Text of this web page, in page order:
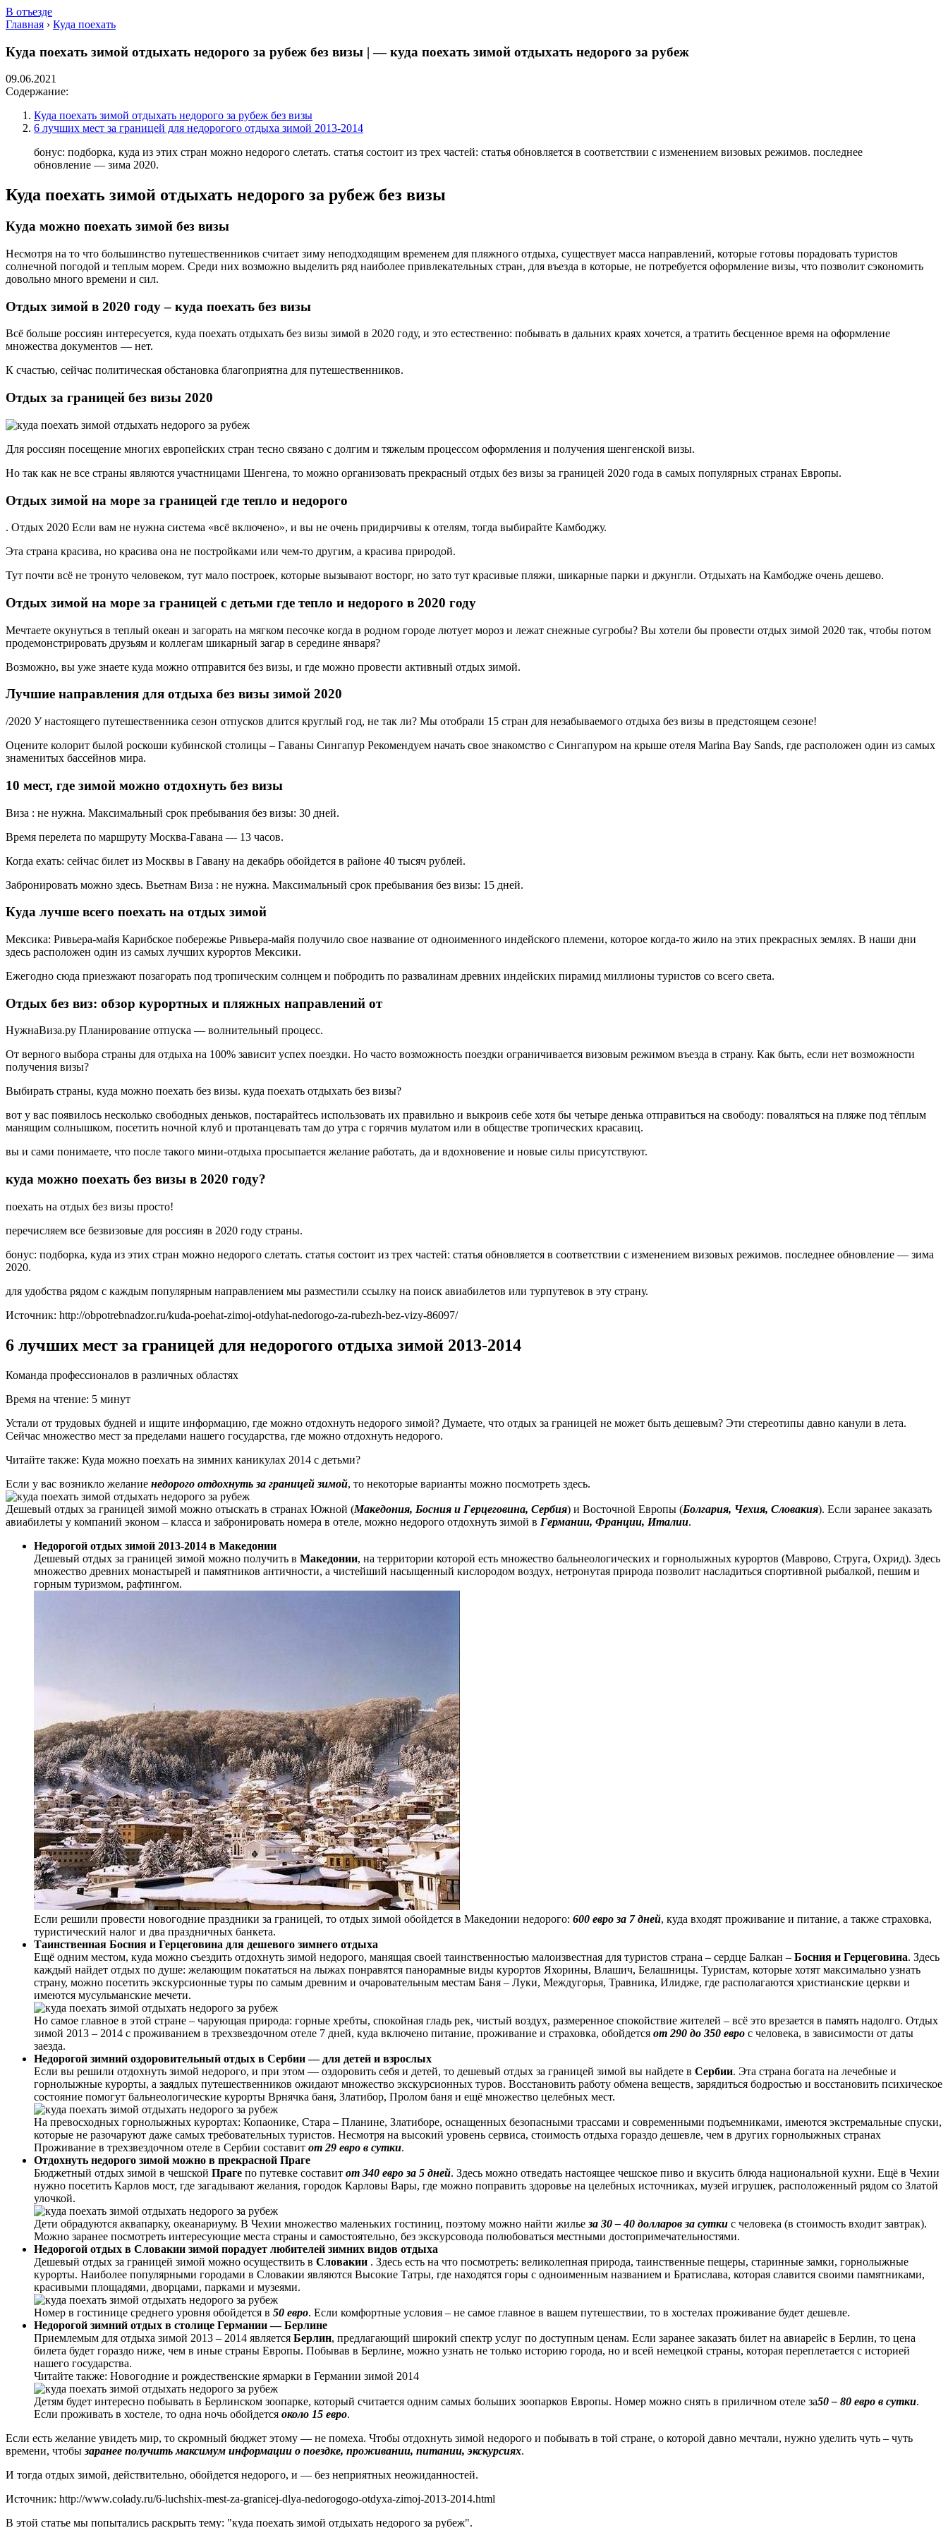
В отъезде
Главная › Куда поехать
Куда поехать зимой отдыхать недорого за рубеж без визы | — куда поехать зимой отдыхать недорого за рубеж
09.06.2021
Содержание:
Куда поехать зимой отдыхать недорого за рубеж без визы
6 лучших мест за границей для недорогого отдыха зимой 2013-2014
бонус: подборка, куда из этих стран можно недорого слетать. статья состоит из трех частей: статья обновляется в соответствии с изменением визовых режимов. последнее
обновление — зима 2020.
Куда поехать зимой отдыхать недорого за рубеж без визы
Куда можно поехать зимой без визы
Несмотря на то что большинство путешественников считает зиму неподходящим временем для пляжного отдыха, существует масса направлений, которые готовы порадовать туристов
солнечной погодой и теплым морем. Среди них возможно выделить ряд наиболее привлекательных стран, для въезда в которые, не потребуется оформление визы, что позволит сэкономить
довольно много времени и сил.
Отдых зимой в 2020 году – куда поехать без визы
Всё больше россиян интересуется, куда поехать отдыхать без визы зимой в 2020 году, и это естественно: побывать в дальних краях хочется, а тратить бесценное время на оформление
множества документов — нет.
К счастью, сейчас политическая обстановка благоприятна для путешественников.
Отдых за границей без визы 2020
Для россиян посещение многих европейских стран тесно связано с долгим и тяжелым процессом оформления и получения шенгенской визы.
Но так как не все страны являются участницами Шенгена, то можно организовать прекрасный отдых без визы за границей 2020 года в самых популярных странах Европы.
Отдых зимой на море за границей где тепло и недорого
. Отдых 2020 Если вам не нужна система «всё включено», и вы не очень придирчивы к отелям, тогда выбирайте Камбоджу.
Эта страна красива, но красива она не постройками или чем-то другим, а красива природой.
Тут почти всё не тронуто человеком, тут мало построек, которые вызывают восторг, но зато тут красивые пляжи, шикарные парки и джунгли. Отдыхать на Камбодже очень дешево.
Отдых зимой на море за границей с детьми где тепло и недорого в 2020 году
Мечтаете окунуться в теплый океан и загорать на мягком песочке когда в родном городе лютует мороз и лежат снежные сугробы? Вы хотели бы провести отдых зимой 2020 так, чтобы потом
продемонстрировать друзьям и коллегам шикарный загар в середине января?
Возможно, вы уже знаете куда можно отправится без визы, и где можно провести активный отдых зимой.
Лучшие направления для отдыха без визы зимой 2020
/2020 У настоящего путешественника сезон отпусков длится круглый год, не так ли? Мы отобрали 15 стран для незабываемого отдыха без визы в предстоящем сезоне!
Оцените колорит былой роскоши кубинской столицы – Гаваны Сингапур Рекомендуем начать свое знакомство с Сингапуром на крыше отеля Marina Bay Sands, где расположен один из самых
знаменитых бассейнов мира.
10 мест, где зимой можно отдохнуть без визы
Виза : не нужна. Максимальный срок пребывания без визы: 30 дней.
Время перелета по маршруту Москва‑Гавана — 13 часов.
Когда ехать: сейчас билет из Москвы в Гавану на декабрь обойдется в районе 40 тысяч рублей.
Забронировать можно здесь. Вьетнам Виза : не нужна. Максимальный срок пребывания без визы: 15 дней.
Куда лучше всего поехать на отдых зимой
Мексика: Ривьера-майя Карибское побережье Ривьера-майя получило свое название от одноименного индейского племени, которое когда-то жило на этих прекрасных землях. В наши дни
здесь расположен один из самых лучших курортов Мексики.
Ежегодно сюда приезжают позагорать под тропическим солнцем и побродить по развалинам древних индейских пирамид миллионы туристов со всего света.
Отдых без виз: обзор курортных и пляжных направлений от
НужнаВиза.ру Планирование отпуска — волнительный процесс.
От верного выбора страны для отдыха на 100% зависит успех поездки. Но часто возможность поездки ограничивается визовым режимом въезда в страну. Как быть, если нет возможности
получения визы?
Выбирать страны, куда можно поехать без визы. куда поехать отдыхать без визы?
вот у вас появилось несколько свободных деньков, постарайтесь использовать их правильно и выкроив себе хотя бы четыре денька отправиться на свободу: поваляться на пляже под тёплым
манящим солнышком, посетить ночной клуб и протанцевать там до утра с горячив мулатом или в обществе тропических красавиц.
вы и сами понимаете, что после такого мини-отдыха просыпается желание работать, да и вдохновение и новые силы присутствуют.
куда можно поехать без визы в 2020 году?
поехать на отдых без визы просто!
перечисляем все безвизовые для россиян в 2020 году страны.
бонус: подборка, куда из этих стран можно недорого слетать. статья состоит из трех частей: статья обновляется в соответствии с изменением визовых режимов. последнее обновление — зима
2020.
для удобства рядом с каждым популярным направлением мы разместили ссылку на поиск авиабилетов или турпутевок в эту страну.
Источник: http://obpotrebnadzor.ru/kuda-poehat-zimoj-otdyhat-nedorogo-za-rubezh-bez-vizy-86097/
6 лучших мест за границей для недорогого отдыха зимой 2013-2014
Команда профессионалов в различных областях
Время на чтение: 5 минут
Устали от трудовых будней и ищите информацию, где можно отдохнуть недорого зимой? Думаете, что отдых за границей не может быть дешевым? Эти стереотипы давно канули в лета.
Сейчас множество мест за пределами нашего государства, где можно отдохнуть недорого.
Читайте также: Куда можно поехать на зимних каникулах 2014 с детьми?
Если у вас возникло желание недорого отдохнуть за границей зимой, то некоторые варианты можно посмотреть здесь.
Дешевый отдых за границей зимой можно отыскать в странах Южной (Македония, Босния и Герцеговина, Сербия) и Восточной Европы (Болгария, Чехия, Словакия). Если заранее заказать
авиабилеты у компаний эконом – класса и забронировать номера в отеле, можно недорого отдохнуть зимой в Германии, Франции, Италии.
Недорогой отдых зимой 2013-2014 в Македонии
Дешевый отдых за границей зимой можно получить в Македонии, на территории которой есть множество бальнеологических и горнолыжных курортов (Маврово, Струга, Охрид). Здесь
множество древних монастырей и памятников античности, а чистейший насыщенный кислородом воздух, нетронутая природа позволит насладиться спортивной рыбалкой, пешим и
горным туризмом, рафтингом.
Если решили провести новогодние праздники за границей, то отдых зимой обойдется в Македонии недорого: 600 евро за 7 дней, куда входят проживание и питание, а также страховка,
туристический налог и два праздничных банкета.
Таинственная Босния и Герцеговина для дешевого зимнего отдыха
Ещё одним местом, куда можно съездить отдохнуть зимой недорого, манящая своей таинственностью малоизвестная для туристов страна – сердце Балкан – Босния и Герцеговина. Здесь
каждый найдет отдых по душе: желающим покататься на лыжах понравятся панорамные виды курортов Яхорины, Влашич, Белашницы. Туристам, которые хотят максимально узнать
страну, можно посетить экскурсионные туры по самым древним и очаровательным местам Баня – Луки, Междугорья, Травника, Илидже, где располагаются христианские церкви и
имеются мусульманские мечети.
Но самое главное в этой стране – чарующая природа: горные хребты, спокойная гладь рек, чистый воздух, размеренное спокойствие жителей – всё это врезается в память надолго. Отдых
зимой 2013 – 2014 с проживанием в трехзвездочном отеле 7 дней, куда включено питание, проживание и страховка, обойдется от 290 до 350 евро с человека, в зависимости от даты
заезда.
Недорогой зимний оздоровительный отдых в Сербии — для детей и взрослых
Если вы решили отдохнуть зимой недорого, и при этом — оздоровить себя и детей, то дешевый отдых за границей зимой вы найдете в Сербии. Эта страна богата на лечебные и
горнолыжные курорты, а заядлых путешественников ожидают множество экскурсионных туров. Восстановить работу обмена веществ, зарядиться бодростью и восстановить психическое
состояние помогут бальнеологические курорты Врнячка баня, Златибор, Пролом баня и ещё множество целебных мест.
На превосходных горнолыжных курортах: Копаонике, Стара – Планине, Златиборе, оснащенных безопасными трассами и современными подъемниками, имеются экстремальные спуски,
которые не разочаруют даже самых требовательных туристов. Несмотря на высокий уровень сервиса, стоимость отдыха гораздо дешевле, чем в других горнолыжных странах
Проживание в трехзвездочном отеле в Сербии составит от 29 евро в сутки.
Отдохнуть недорого зимой можно в прекрасной Праге
Бюджетный отдых зимой в чешской Праге по путевке составит от 340 евро за 5 дней. Здесь можно отведать настоящее чешское пиво и вкусить блюда национальной кухни. Ещё в Чехии
нужно посетить Карлов мост, где загадывают желания, городок Карловы Вары, где можно поправить здоровье на целебных источниках, музей игрушек, расположенный рядом со Златой
улочкой.
Дети обрадуются аквапарку, океанариуму. В Чехии множество маленьких гостиниц, поэтому можно найти жилье за 30 – 40 долларов за сутки с человека (в стоимость входит завтрак).
Можно заранее посмотреть интересующие места страны и самостоятельно, без экскурсовода полюбоваться местными достопримечательностями.
Недорогой отдых в Словакии зимой порадует любителей зимних видов отдыха
Дешевый отдых за границей зимой можно осуществить в Словакии . Здесь есть на что посмотреть: великолепная природа, таинственные пещеры, старинные замки, горнолыжные
курорты. Наиболее популярными городами в Словакии являются Высокие Татры, где находятся горы с одноименным названием и Братислава, которая славится своими памятниками,
красивыми площадями, дворцами, парками и музеями.
Номер в гостинице среднего уровня обойдется в 50 евро. Если комфортные условия – не самое главное в вашем путешествии, то в хостелах проживание будет дешевле.
Недорогой зимний отдых в столице Германии — Берлине
Приемлемым для отдыха зимой 2013 – 2014 является Берлин, предлагающий широкий спектр услуг по доступным ценам. Если заранее заказать билет на авиарейс в Берлин, то цена
билета будет гораздо ниже, чем в иные страны Европы. Побывав в Берлине, можно узнать не только историю города, но и всей немецкой страны, которая переплетается с историей
нашего государства.
Читайте также: Новогодние и рождественские ярмарки в Германии зимой 2014
Детям будет интересно побывать в Берлинском зоопарке, который считается одним самых больших зоопарков Европы. Номер можно снять в приличном отеле за50 – 80 евро в сутки.
Если проживать в хостеле, то одна ночь обойдется около 15 евро.
Если есть желание увидеть мир, то скромный бюджет этому — не помеха. Чтобы отдохнуть зимой недорого и побывать в той стране, о которой давно мечтали, нужно уделить чуть – чуть
времени, чтобы заранее получить максимум информации о поездке, проживании, питании, экскурсиях.
И тогда отдых зимой, действительно, обойдется недорого, и — без неприятных неожиданностей.
Источник: http://www.colady.ru/6-luchshix-mest-za-granicej-dlya-nedorogogo-otdyxa-zimoj-2013-2014.html
В этой статье мы попытались раскрыть тему: "куда поехать зимой отдыхать недорого за рубеж".